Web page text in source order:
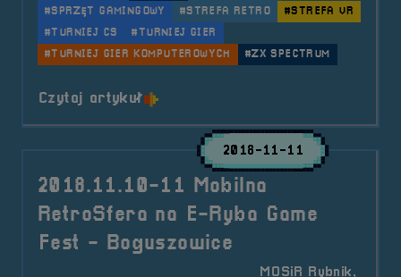
#SPRZĘT GAMINGOWY
#STREFA RETRO
#STREFA VR
#TURNIEJ CS
#TURNIEJ GIER
#TURNIEJ GIER KOMPUTEROWYCH
#ZX SPECTRUM
Czytaj artykuło tytule 2019.04.27 Mobilna
2018-11-11
2018.11.10-11 Mobilna
RetroSfera na E-Ryba Game
Fest - Boguszowice
MOSiR Rybnik,